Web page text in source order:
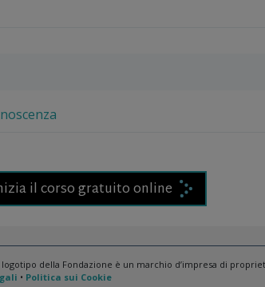
il corso gratuito online
della Fondazione è un marchio d’impresa di
• Politica sui Cookie